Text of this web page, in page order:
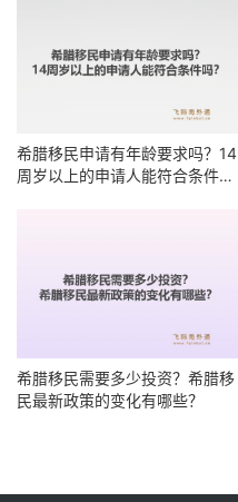
希腊移民申请有年龄要求吗？14
周岁以上的申请人能符合条件
希腊移民需要多少投资？希腊移
民最新政策的变化有哪些？